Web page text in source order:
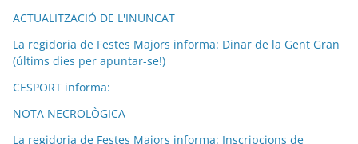
ACTUALITZACIÓ DE L'INUNCAT
La regidoria de Festes Majors informa: Dinar de la Gent Gran
(últims dies per apuntar-se!)
CESPORT informa:
NOTA NECROLÒGICA
La regidoria de Festes Majors informa: Inscripcions de